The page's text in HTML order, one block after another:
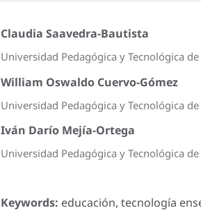
Claudia Saavedra-Bautista
Universidad Pedagógica y Tecnológica
William Oswaldo Cuervo-Gómez
Universidad Pedagógica y Tecnológica
Iván Darío Mejía-Ortega
Universidad Pedagógica y Tecnológica
Keywords: educación, tecnología